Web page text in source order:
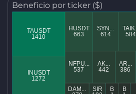
Beneficio por ticker ($)